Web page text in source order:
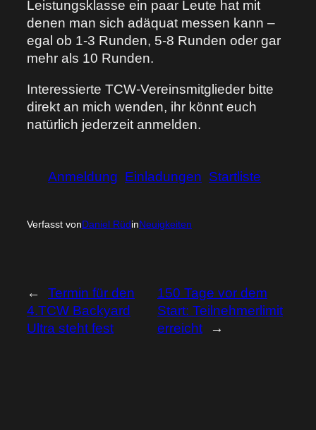
Leistungsklasse ein paar Leute hat mit
denen man sich adäquat messen kann –
egal ob 1-3 Runden, 5-8 Runden oder gar
mehr als 10 Runden.
Interessierte TCW-Vereinsmitglieder bitte
direkt an mich wenden, ihr könnt euch
natürlich jederzeit anmelden.
Anmeldung Einladungen Startliste
Verfasst vonDaniel RüdinNeuigkeiten
←
Termin für den
4.TCW Backyard
Ultra steht fest
150 Tage vor dem
Start: Teilnehmerlimit
erreicht
→